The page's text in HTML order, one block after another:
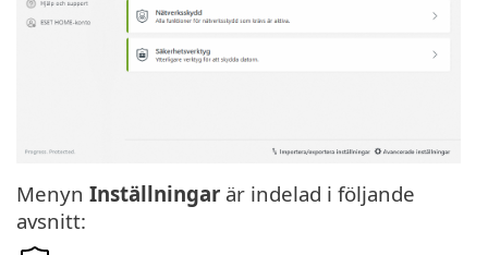
Menyn Inställningar är indelad i följande
avsnitt: